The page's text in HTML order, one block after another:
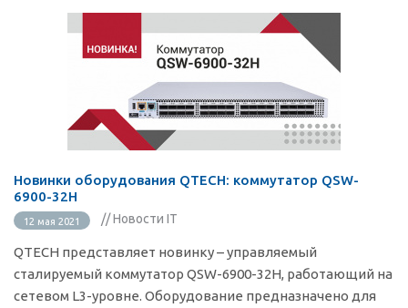
Новинки оборудования QTECH: коммутатор QSW-
6900-32H
12 мая 2021 // Новости IT
QTECH представляет новинку – управляемый
сталируемый коммутатор QSW-6900-32H, работающий на
сетевом L3-уровне. Оборудование предназначено для